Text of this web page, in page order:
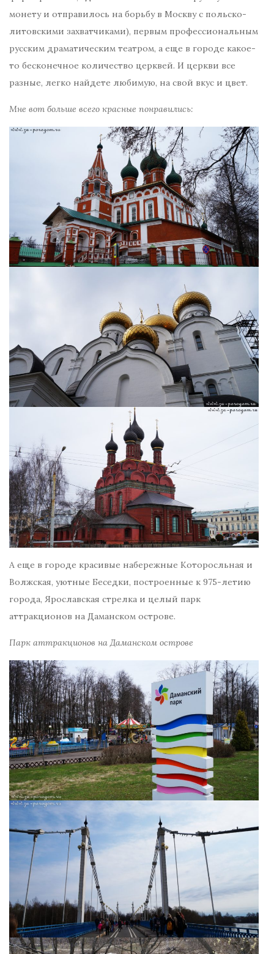
монету и отправилось на борьбу в Москву с польско-
литовскими захватчиками), первым профессиональным
русским драматическим театром, а еще в городе какое-
то бесконечное количество церквей. И церкви все
разные, легко найдете любимую, на свой вкус и цвет.
Мне вот больше всего красные понравились:
А еще в городе красивые набережные Которосльная и
Волжская, уютные Беседки, построенные к 975-летию
города, Ярославская стрелка и целый парк
аттракционов на Даманском острове.
Парк аттракционов на Даманском острове